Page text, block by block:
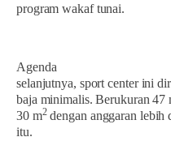
program wakaf tunai.
Agenda
selanjutnya, sport center ini
baja minimalis. Berukuran 47
30 m2dengan anggaran lebih
itu.